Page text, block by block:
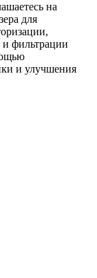
на
для
и фильтрации
и улучшения